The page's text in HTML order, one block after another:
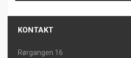
KONTAKT
Rørgangen 16